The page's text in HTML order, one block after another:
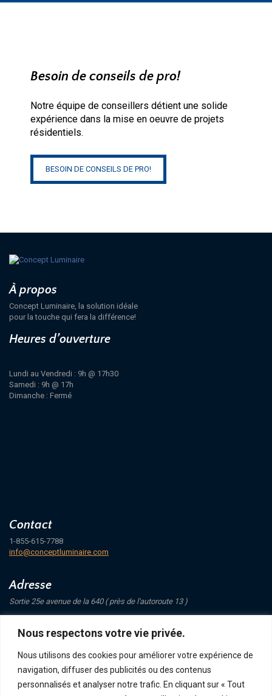
Nous respectons votre vie privée.
Nous utilisons des cookies pour améliorer votre expérience de
navigation, diffuser des publicités ou des contenus
personnalisés et analyser notre trafic. En cliquant sur « Tout
Besoin de conseils de pro!
Notre équipe de conseillers détient une solide
expérience dans la mise en oeuvre de projets
résidentiels.
BESOIN DE CONSEILS DE PRO!
À propos
Concept Luminaire, la solution idéale
pour la touche qui fera la différence!
Heures d’ouverture
Lundi au Vendredi : 9h @ 17h30
Samedi : 9h @ 17h
Dimanche : Fermé
Contact
1-855-615-7788
info@conceptluminaire.com
Adresse
Sortie 25e avenue de la 640 ( près de l'autoroute 13 )
Saint-Eustache
Suivez-nous